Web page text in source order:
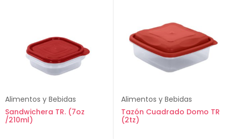
Alimentos y Bebidas
Sandwichera TR. (7oz
/210ml)
Alimentos y Bebidas
Tazón Cuadrado Domo TR
(2tz)